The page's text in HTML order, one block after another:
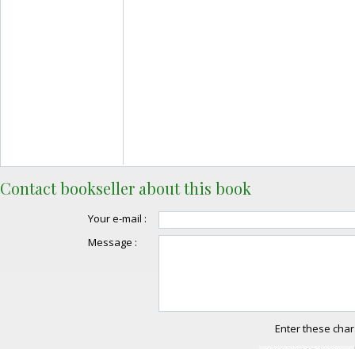
Contact bookseller about this book
Your e-mail :
Message :
Enter these